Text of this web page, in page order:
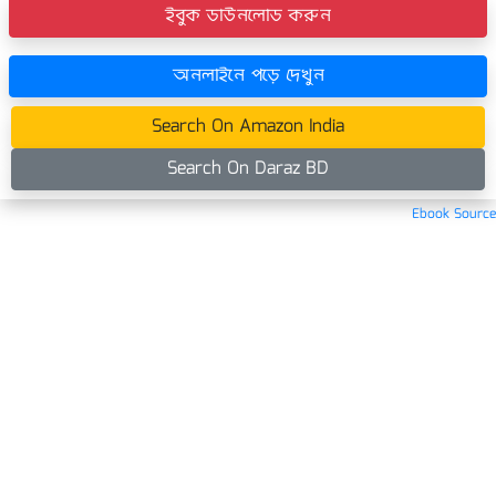
ইবুক ডাউনলোড করুন
অনলাইনে পড়ে দেখুন
Search On Amazon India
Search On Daraz BD
Ebook Source